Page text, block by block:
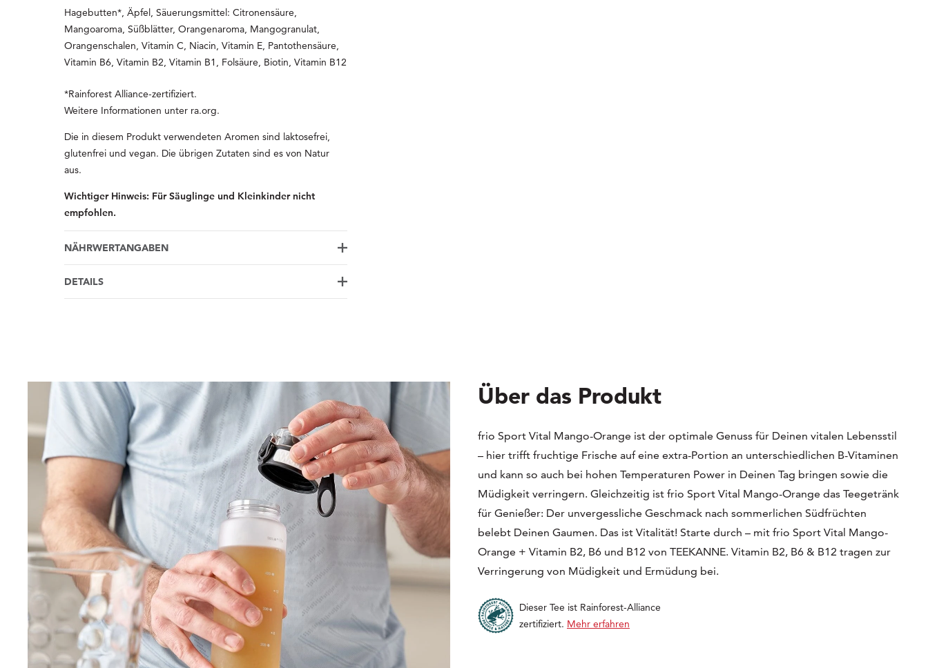
Hagebutten*, Äpfel, Säuerungsmittel: Citronensäure,
Mangoaroma, Süßblätter, Orangenaroma, Mangogranulat,
Orangenschalen, Vitamin C, Niacin, Vitamin E, Pantothensäure,
Vitamin B6, Vitamin B2, Vitamin B1, Folsäure, Biotin, Vitamin B12
*Rainforest Alliance-zertifiziert.
Weitere Informationen unter ra.org.
Die in diesem Produkt verwendeten Aromen sind laktosefrei,
glutenfrei und vegan. Die übrigen Zutaten sind es von Natur
aus.
Wichtiger Hinweis: Für Säuglinge und Kleinkinder nicht
empfohlen.
NÄHRWERTANGABEN
DETAILS
Über das Produkt
frio Sport Vital Mango-Orange ist der optimale Genuss für Deinen vitalen Lebensstil
– hier trifft fruchtige Frische auf eine extra-Portion an unterschiedlichen B-Vitaminen
und kann so auch bei hohen Temperaturen Power in Deinen Tag bringen sowie die
Müdigkeit verringern. Gleichzeitig ist frio Sport Vital Mango-Orange das Teegetränk
für Genießer: Der unvergessliche Geschmack nach sommerlichen Südfrüchten
belebt Deinen Gaumen. Das ist Vitalität! Starte durch – mit frio Sport Vital Mango-
Orange + Vitamin B2, B6 und B12 von TEEKANNE. Vitamin B2, B6 & B12 tragen zur
Verringerung von Müdigkeit und Ermüdung bei.
Dieser Tee ist Rainforest-Alliance
zertifiziert. Mehr erfahren